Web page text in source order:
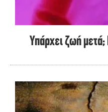
Υπάρχει ζωή μετά;